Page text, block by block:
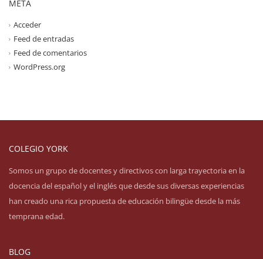
META
Acceder
Feed de entradas
Feed de comentarios
WordPress.org
COLEGIO YORK
Somos un grupo de docentes y directivos con larga trayectoria en la
docencia del español y el inglés que desde sus diversas experiencias
han creado una rica propuesta de educación bilingüe desde la más
temprana edad.
BLOG